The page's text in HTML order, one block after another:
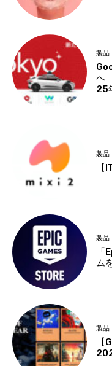
製品
へ
25
製品
製品
ム
製品